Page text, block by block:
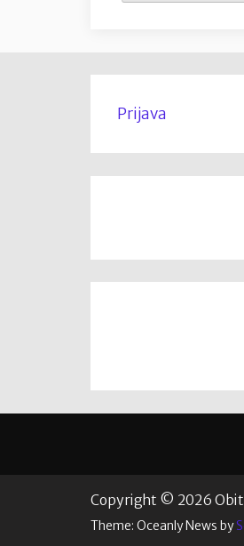
Prijava
Copyright © 2026
Theme: Oceanly News by